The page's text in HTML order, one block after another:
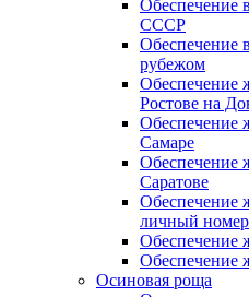
Обеспечение
СССР
Обеспечение
рубежом
Обеспечение
Ростове на
Обеспечение
Самаре
Обеспечение
Саратове
Обеспечение
личный номер
Обеспечение
Осиновая роща